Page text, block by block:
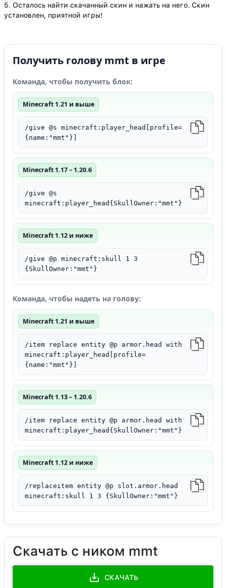
5. Осталось найти скачанный скин и нажать на него. Скин
установлен, приятной игры!
Получить голову mmt в игре
Команда, чтобы получить блок:
Minecraft 1.21 и выше
/give @s minecraft:player_head[profile=
{name:"mmt"}]
Minecraft 1.17 – 1.20.6
/give @s
minecraft:player_head{SkullOwner:"mmt"}
Minecraft 1.12 и ниже
/give @p minecraft:skull 1 3
{SkullOwner:"mmt"}
Команда, чтобы надеть на голову:
Minecraft 1.21 и выше
/item replace entity @p armor.head with
minecraft:player_head[profile=
{name:"mmt"}]
Minecraft 1.13 – 1.20.6
/item replace entity @p armor.head with
minecraft:player_head{SkullOwner:"mmt"}
Minecraft 1.12 и ниже
/replaceitem entity @p slot.armor.head
minecraft:skull 1 3 {SkullOwner:"mmt"}
Скачать с ником mmt
СКАЧАТЬ